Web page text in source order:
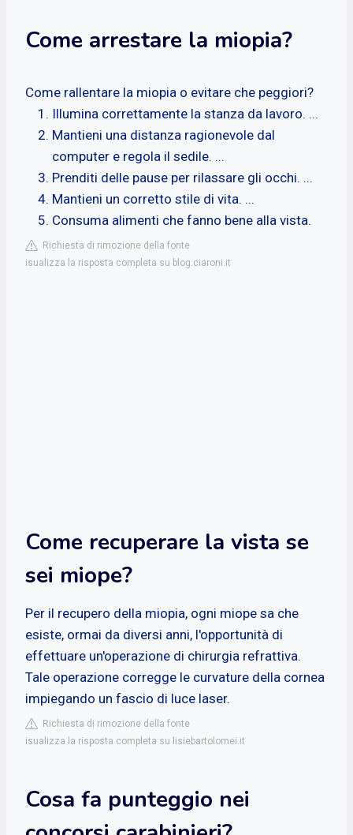
Come arrestare la miopia?
Come rallentare la miopia o evitare che peggiori?
Illumina correttamente la stanza da lavoro. ...
Mantieni una distanza ragionevole dal
computer e regola il sedile. ...
Prenditi delle pause per rilassare gli occhi. ...
Mantieni un corretto stile di vita. ...
Consuma alimenti che fanno bene alla vista.
Richiesta di rimozione della fonte
isualizza la risposta completa su blog.ciaroni.it
Come recuperare la vista se
sei miope?
Per il recupero della miopia, ogni miope sa che
esiste, ormai da diversi anni, l'opportunità di
effettuare un'operazione di chirurgia refrattiva.
Tale operazione corregge le curvature della cornea
impiegando un fascio di luce laser.
Richiesta di rimozione della fonte
isualizza la risposta completa su lisiebartolomei.it
Cosa fa punteggio nei